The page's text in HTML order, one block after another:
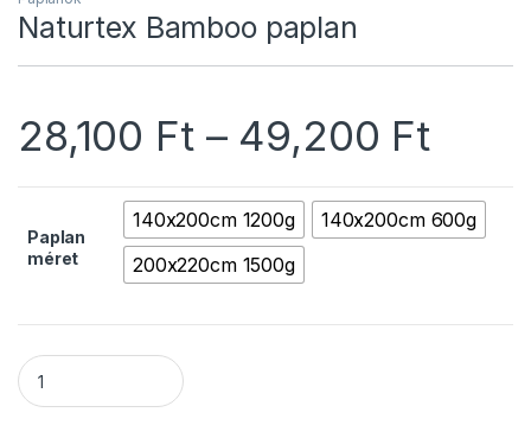
Naturtex Bamboo paplan
28,100 Ft – 49,200 Ft
Paplan
méret
140x200cm 1200g
140x200cm 600g
200x220cm 1500g
Naturtex Bamboo paplan quantity